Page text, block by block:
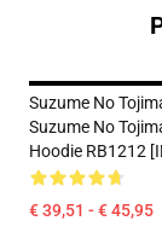
Suzume No
Suzume No
Hoodie RB1212
€ 39,51 - € 45,95